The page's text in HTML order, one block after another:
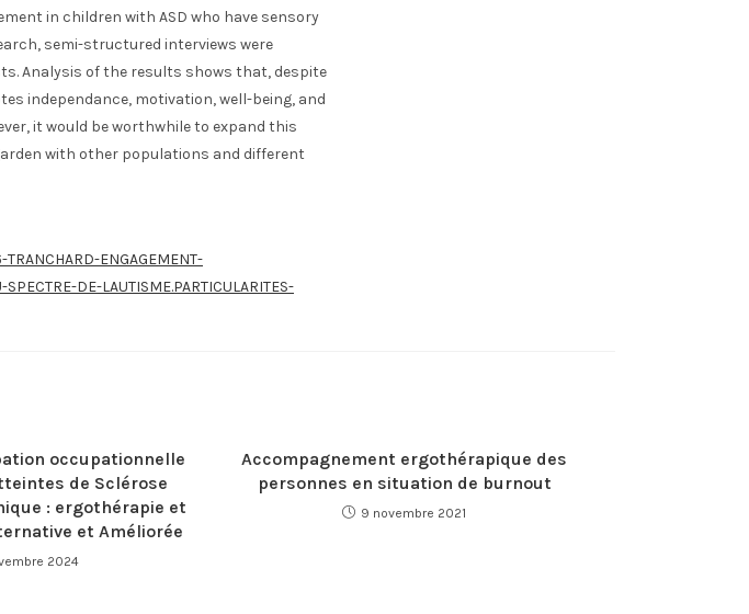
in children with ASD who have sensory
semi-structured interviews were
Analysis of the results shows that, despite
independance, motivation, well-being, and
it would be worthwhile to expand this
with other populations and different
ENGAGEMENT-
DE-LAUTISME.PARTICULARITES-
occupationnelle
de Sclérose
: ergothérapie et
et Améliorée
2024
Accompagnement ergothérapique des
personnes en situation de burnout
9 novembre 2021